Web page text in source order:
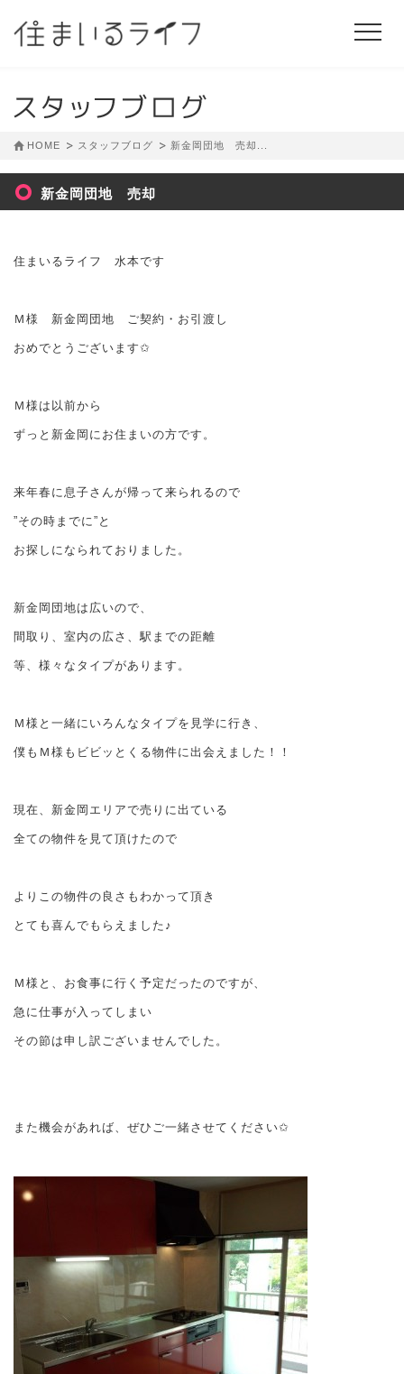
HOME スタッフブログ 新金岡団地 売却...
新金岡団地 売却
住まいるライフ 水本です
Ｍ様 新金岡団地 ご契約・お引渡し
おめでとうございます✩
Ｍ様は以前から
ずっと新金岡にお住まいの方です。
来年春に息子さんが帰って来られるので
”その時までに”と
お探しになられておりました。
新金岡団地は広いので、
間取り、室内の広さ、駅までの距離
等、様々なタイプがあります。
Ｍ様と一緒にいろんなタイプを見学に行き、
僕もＭ様もビビッとくる物件に出会えました！！
現在、新金岡エリアで売りに出ている
全ての物件を見て頂けたので
よりこの物件の良さもわかって頂き
とても喜んでもらえました♪
Ｍ様と、お食事に行く予定だったのですが、
急に仕事が入ってしまい
その節は申し訳ございませんでした。
また機会があれば、ぜひご一緒させてください✩